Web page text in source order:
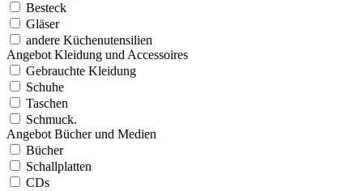
Besteck
Gläser
andere Küchenutensilien
Angebot Kleidung und Accessoires
Gebrauchte Kleidung
Schuhe
Taschen
Schmuck.
Angebot Bücher und Medien
Bücher
Schallplatten
CDs